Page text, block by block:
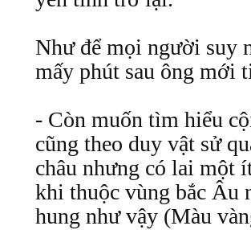
Như để mọi người suy
mấy phút sau ông mới
- Còn muốn tìm hiểu
cũng theo duy vật sử
châu nhưng có lai một
khi thuộc vùng bắc Âu
hung như vậy (Màu